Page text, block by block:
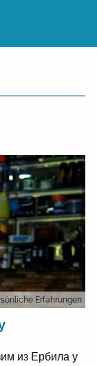
Erfahrungen
из Ербила у